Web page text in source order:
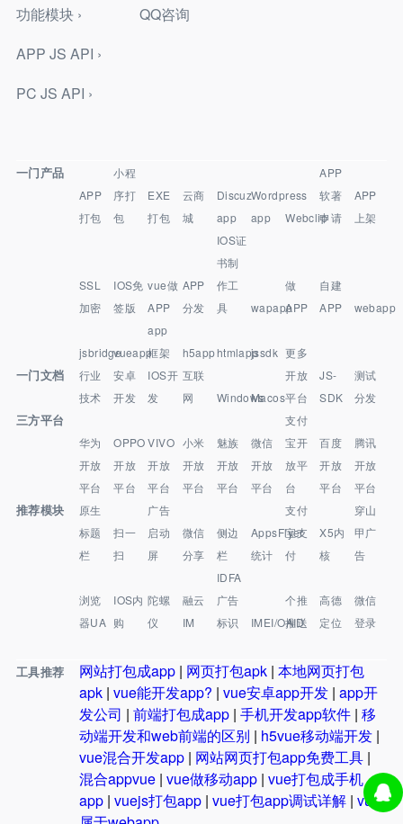
功能模块 ›
APP JS API ›
PC JS API ›
QQ咨询
一门产品
APP
打包
小程
序打
包
EXE
打包
云商
城
Discuz
app
Wordpress
app
Webclip
APP
软著
申请
APP
上架
SSL
加密
IOS免
签版
vue做
APP
APP
分发
IOS证
书制
作工
具
wapapp
做
APP
自建
APP
webapp
jsbridgevueapp
app
框架
h5apphtmlappjssdk 更多
一门文档
行业
技术
安卓
开发
IOS开
发
互联
网
WindowsMacos
开放
平台
JS-
SDK
测试
分发
三方平台
华为
开放
平台
OPPO
开放
平台
VIVO
开放
平台
小米
开放
平台
魅族
开放
平台
微信
开放
平台
支付
宝开
放平
台
百度
开放
平台
腾讯
开放
平台
推荐模块
原生
标题
栏
扫一
扫
广告
启动
屏
微信
分享
侧边
栏
AppsFlyer
统计
支付
宝支
付
X5内
核
穿山
甲广
告
浏览
器UA
IOS内
购
陀螺
仪
融云
IM
IDFA
广告
标识
IMEI/OAID
个推
推送
高德
定位
微信
登录
工具推荐 网站打包成app | 网页打包apk | 本地网页打包
apk | vue能开发app? | vue安卓app开发 | app开
发公司 | 前端打包成app | 手机开发app软件 | 移
动端开发和web前端的区别 | h5vue移动端开发 |
vue混合开发app | 网站网页打包app免费工具 |
混合appvue | vue做移动app | vue打包成手机
app | vuejs打包app | vue打包app调试详解 | vue